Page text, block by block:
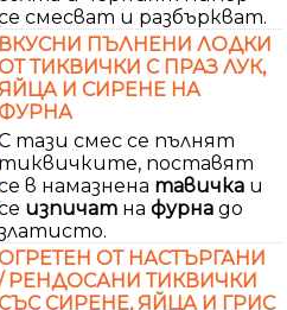
смесват и разбъркват.
ВКУСНИ ПЪЛНЕНИ ЛОДКИ
ТИКВИЧКИ С ПРАЗ ЛУК,
И СИРЕНЕ НА
тази смес се пълнят
тиквичките, поставят
в намазнена тавичка и
изпичат на фурна до
ОТ НАСТЪРГАНИ
РЕНДОСАНИ ТИКВИЧКИ
СИРЕНЕ, ЯЙЦА И ГРИС